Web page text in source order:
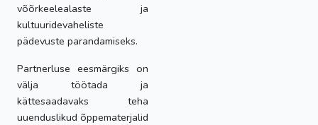
võõrkeelealaste ja
kultuuridevaheliste
pädevuste parandamiseks.
Partnerluse eesmärgiks on
välja töötada ja
kättesaadavaks teha
uuenduslikud õppematerjalid